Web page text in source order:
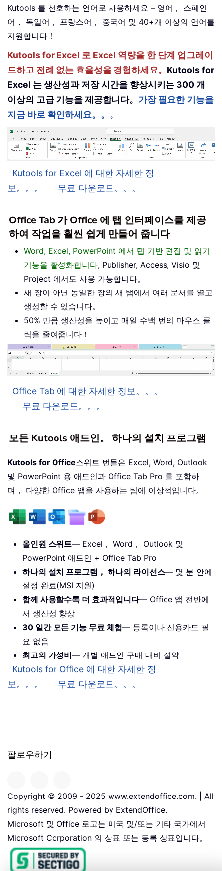
Kutools 를 선호하는 언어로 사용하세요 – 영어， 스페인
어， 독일어， 프랑스어， 중국어 및 40+개 이상의 언어를
지원합니다！
Kutools for Excel 로 Excel 역량을 한 단계 업그레이
드하고 전례 없는 효율성을 경험하세요。 Kutools for
Excel 는 생산성과 저장 시간을 향상시키는 300 개
이상의 고급 기능을 제공합니다。 가장 필요한 기능을
지금 바로 확인하세요。。。
Kutools for Excel 에 대한 자세한 정
보。。。
무료 다운로드。。。
Office Tab 가 Office 에 탭 인터페이스를 제공
하여 작업을 훨씬 쉽게 만들어 줍니다
Word, Excel, PowerPoint 에서 탭 기반 편집 및 읽기
기능을 활성화합니다, Publisher, Access, Visio 및
Project 에서도 사용 가능합니다。
새 창이 아닌 동일한 창의 새 탭에서 여러 문서를 열고
생성할 수 있습니다。
50% 만큼 생산성을 높이고 매일 수백 번의 마우스 클
릭을 줄여줍니다！
Office Tab 에 대한 자세한 정보。。。
무료 다운로드。。。
모든 Kutools 애드인。 하나의 설치 프로그램
Kutools for Office스위트 번들은 Excel, Word, Outlook
및 PowerPoint 용 애드인과 Office Tab Pro 를 포함하
며， 다양한 Office 앱을 사용하는 팀에 이상적입니다。
올인원 스위트— Excel， Word， Outlook 및
PowerPoint 애드인 + Office Tab Pro
하나의 설치 프로그램， 하나의 라이선스— 몇 분 안에
설정 완료(MSI 지원)
함께 사용할수록 더 효과적입니다— Office 앱 전반에
서 생산성 향상
30 일간 모든 기능 무료 체험— 등록이나 신용카드 필
요 없음
최고의 가성비— 개별 애드인 구매 대비 절약
Kutools for Office 에 대한 자세한 정
보。。。
무료 다운로드。。。
팔로우하기
Copyright © 2009 - 2025 www.extendoffice.com. | All
rights reserved. Powered by ExtendOffice.
Microsoft 및 Office 로고는 미국 및/또는 기타 국가에서
Microsoft Corporation 의 상표 또는 등록 상표입니다。